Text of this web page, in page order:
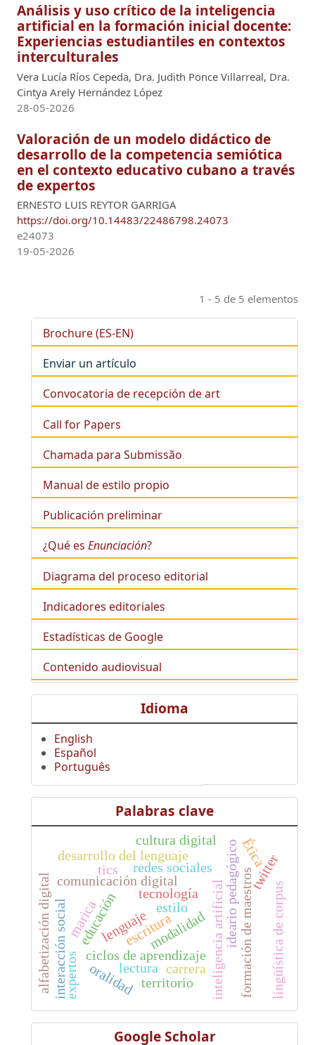
Análisis y uso crítico de la inteligencia
artificial en la formación inicial docente:
Experiencias estudiantiles en contextos
interculturales
Vera Lucía Ríos Cepeda, Dra. Judith Ponce Villarreal, Dra.
Cintya Arely Hernández López
28-05-2026
Valoración de un modelo didáctico de
desarrollo de la competencia semiótica
en el contexto educativo cubano a través
de expertos
ERNESTO LUIS REYTOR GARRIGA
https://doi.org/10.14483/22486798.24073
e24073
19-05-2026
1 - 5 de 5 elementos
Brochure (ES-EN)
Enviar un artículo
Convocatoria de recepción de art
Call for Papers
Chamada para Submissão
Manual de estilo propio
Publicación preliminar
¿Qué es Enunciación?
Diagrama del proceso editorial
Indicadores editoriales
Estadísticas de Google
Contenido audiovisual
Idioma
English
Español
Português
Palabras clave
lenguaje
tecnología
comunicación digital
educación inteligencia artificial
alfabetización digital
tics ideario pedagógico
ciclos de aprendizaje
modalidad
redes sociales
estilo formación de maestros
lectura
escritura
oralidad
marica
twitter
lingüística de corpus
interacción social
desarrollo del lenguaje
cultura digital
territorio
expertos carrera
Ética
Google Scholar